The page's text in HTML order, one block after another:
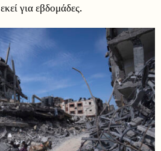
για εβδομάδες.